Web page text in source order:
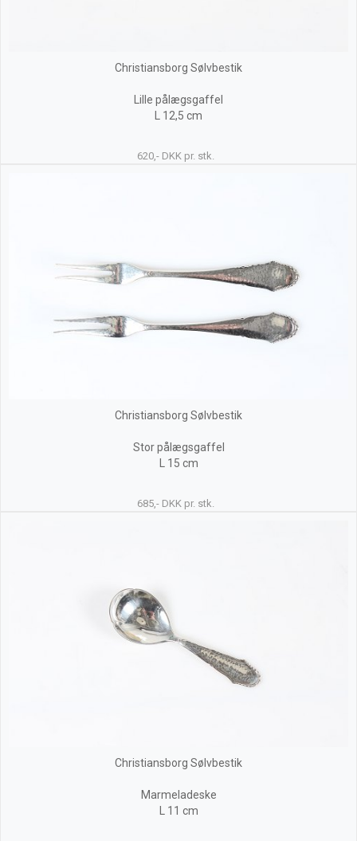
Christiansborg Sølvbestik
Lille pålægsgaffel
L 12,5 cm
620,- DKK pr. stk.
Christiansborg Sølvbestik
Stor pålægsgaffel
L 15 cm
685,- DKK pr. stk.
Christiansborg Sølvbestik
Marmeladeske
L 11 cm